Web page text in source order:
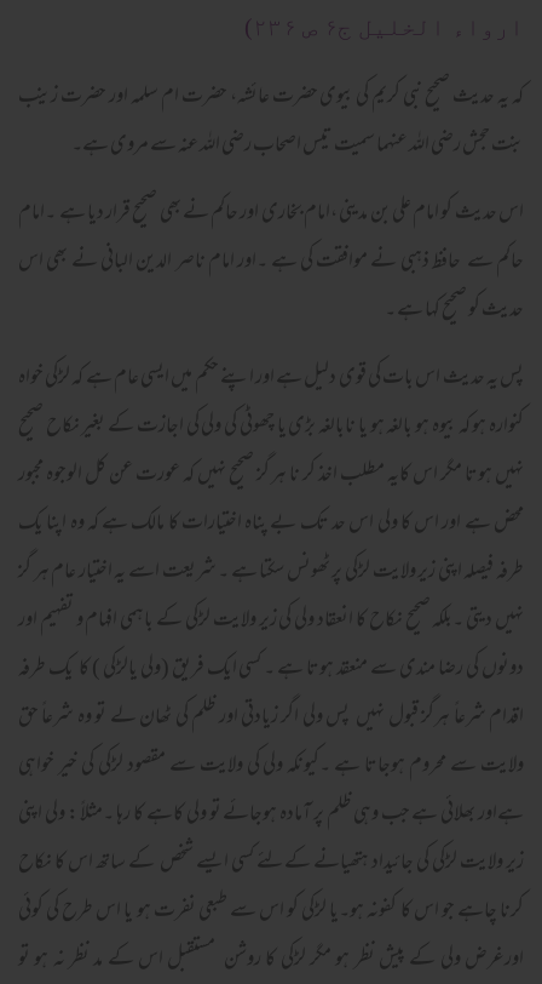
ارواء الخلیل ج۶ ص ۲۳۶)
کہ یہ حدیث صحیح نبی کریم کی بیوی حضرت عائشہ، حضرت ام سلمہ اور حضرت زینب
بنت حجش رضی اللہ عنہما سمیت تیس اصحاب رضی اللہ عنہ سے مروی ہے۔
اس حدیث کو امام علی بن مدینی ،امام بخاری اور حاکم نے بھی صحیح قرار دیا ہے ۔امام
حاکم سے حافظ ذہبی نے موافقت کی ہے ۔اور امام ناصر الدین البانی نے بھی اس
حدیث کو صحیح کہا ہے ۔
پس یہ حدیث اس بات کی قوی دلیل ہے اور اپنے حکم میں ایسی عام ہے کہ لڑکی خواہ
کنوارہ ہو کہ بیوہ ہو بالغہ ہو یا نابالغہ بڑی یا چھوٹی کی ولی کی اجازت کے بغیر نکاح صحیح
نہیں ہوتا مگر اس کایہ مطلب اخذ کر نا ہر گز صحیح نہیں کہ عورت عن کل الوجوہ مجبور
محض ہے اور اس کا ولی اس حد تک بے پناہ اختیارات کا مالک ہے کہ وہ اپنا یک
طرفہ فیصلہ اپنی زیر ولایت لڑکی پر ٹھونس سکتا ہے ۔ شریعت اسے یہ اختیار عام ہر گز
نہیں دیتی ۔بلکہ صحیح نکاح کا انعقاد ولی کی زیر ولایت لڑکی کے باہمی افہام و تفہیم اور
دونوں کی رضا مندی سے منعقد ہوتا ہے ۔ کسی ایک فریق (ولی یالڑکی ) کا یک طرفہ
اقدام شرعاً ہرگز قبول نہیں پس ولی اگر زیادتی اور ظلم کی ٹھان لے تو وہ شرعاً حق
ولایت سے محروم ہوجاتا ہے ۔کیونکہ ولی کی ولایت سے مقصود لڑکی کی خیر خواہی
ہےاور بھلائی ہے جب وہی ظلم پر آمادہ ہوجائے تو ولی کاہے کا رہا ۔مثلاً : ولی اپنی
زیر ولایت لڑکی کی جائیداد ہتھیانے کےلئے کسی ایسے شخص کے ساتھ اس کا نکاح
کرنا چاہے جو اس کا کفونہ ہو۔یا لڑکی کو اس سے طبعی نفرت ہو یا اس طرح کی کوئی
اورغرض ولی کے پیش نظر ہو مگر لڑکی کا روشن مستقبل اس کے مد نظر نہ ہو تو